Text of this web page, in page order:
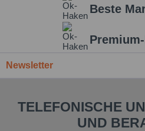
Beste
Newsletter
TELEFONISCHE
UND